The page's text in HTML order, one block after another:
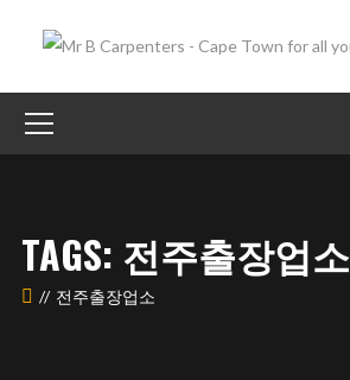
TAGS: 전주출장업소
전주출장업소